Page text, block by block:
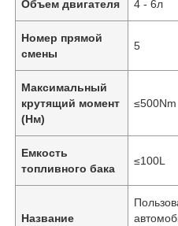
Объем двигателя 4 - 6л
Номер прямой
смены
5
Максимальный
крутящий момент
(Нм)
≤500Nm
Емкость
топливного бака
≤100L
Название